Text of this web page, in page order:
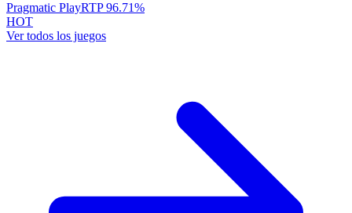
Pragmatic PlayRTP96.71%
HOT
Ver todos los juegos